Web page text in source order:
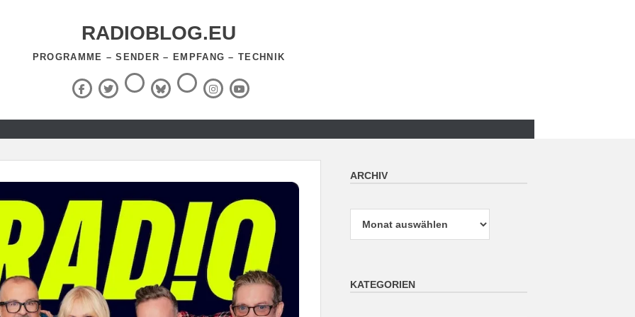
RADIOBLOG.EU
PROGRAMME – SENDER – EMPFANG – TECHNIK
Facebook
X
(Twitter)
ThreadsBlueSky
RSS-
Feed InstagramYouTube
ARCHIV
KATEGORIEN